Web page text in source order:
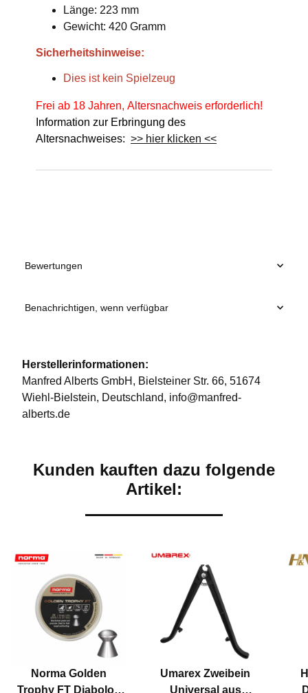
Länge: 223 mm
Gewicht: 420 Gramm
Sicherheitshinweise:
Dies ist kein Spielzeug
Frei ab 18 Jahren, Altersnachweis erforderlich!
Information zur Erbringung des
Altersnachweises: >> hier klicken <<
Bewertungen
Benachrichtigen, wenn verfügbar
Herstellerinformationen:
Manfred Alberts GmbH, Bielsteiner Str. 66, 51674
Wiehl-Bielstein, Deutschland, info@manfred-
alberts.de
Kunden kauften dazu folgende
Artikel:
Norma Golden
Trophy FT Diabolos
Umarex Zweibein
Universal aus